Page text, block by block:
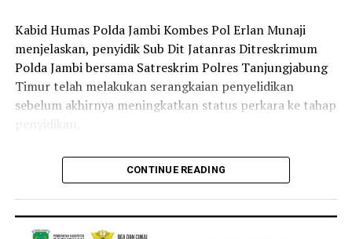
‎Kabid Humas Polda Jambi Kombes Pol Erlan Munaji
menjelaskan, penyidik Sub Dit Jatanras Ditreskrimum
Polda Jambi bersama Satreskrim Polres Tanjungjabung
Timur telah melakukan serangkaian penyelidikan
sebelum akhirnya meningkatkan status perkara ke tahap
‎”Setelah melalui mekanisme penyelidikan, pada Jumat
lalu status perkara ditingkatkan ke tahap penyidikan.
Selanjutnya dilakukan pemeriksaan saksi, pengumpulan
alat bukti, serta gelar perkara,” kata Erlan.
CONTINUE READING